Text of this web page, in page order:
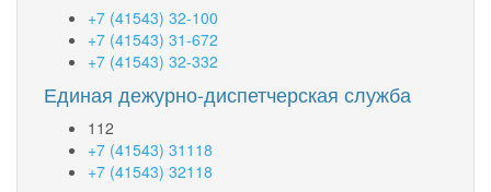
+7 (41543) 32-100
+7 (41543) 31-672
+7 (41543) 32-332
Единая дежурно-диспетчерская служба
112
+7 (41543) 31118
+7 (41543) 32118